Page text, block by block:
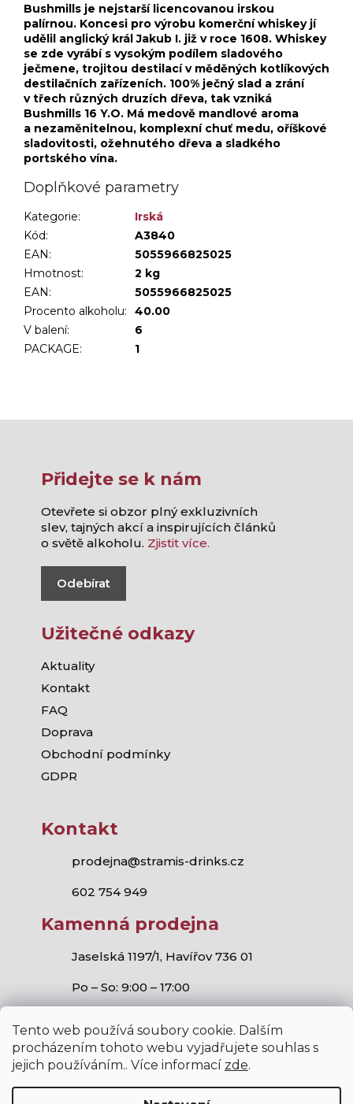
Tento web používá soubory cookie. Dalším
procházením tohoto webu vyjadřujete souhlas s
jejich používáním.. Více informací zde.
Bushmills je nejstarší licencovanou irskou
palírnou. Koncesi pro výrobu komerční whiskey jí
udělil anglický král Jakub I. již v roce 1608. Whiskey
se zde vyrábí s vysokým podílem sladového
ječmene, trojitou destilací v měděných kotlíkových
destilačních zařízeních. 100% ječný slad a zrání
v třech různých druzích dřeva, tak vzniká
Bushmills 16 Y.O. Má medově mandlové aroma
a nezaměnitelnou, komplexní chuť medu, oříškové
sladovitosti, ožehnutého dřeva a sladkého
portského vína.
Doplňkové parametry
Kategorie:
Irská
Kód:
A3840
EAN:
5055966825025
Hmotnost:
2 kg
EAN:
5055966825025
Procento alkoholu:
40.00
V balení:
6
PACKAGE: 1
Přidejte se k nám
Otevřete si obzor plný exkluzivních
slev, tajných akcí a inspirujících článků
o světě alkoholu. Zjistit více.
Odebírat
Užitečné odkazy
Aktuality
Kontakt
FAQ
Doprava
Obchodní podmínky
GDPR
Kontakt
prodejna@stramis-drinks.cz
602 754 949
Kamenná prodejna
Jaselská 1197/1, Havířov 736 01
Po – So: 9:00 – 17:00
Stramis.cz všechna práva vyhrazena.